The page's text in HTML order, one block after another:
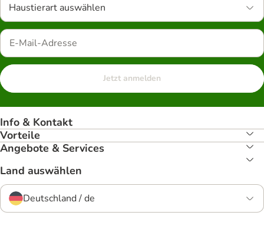
Haustierart auswählen
Jetzt anmelden
Info & Kontakt
Vorteile
Angebote & Services
Land auswählen
Deutschland / de